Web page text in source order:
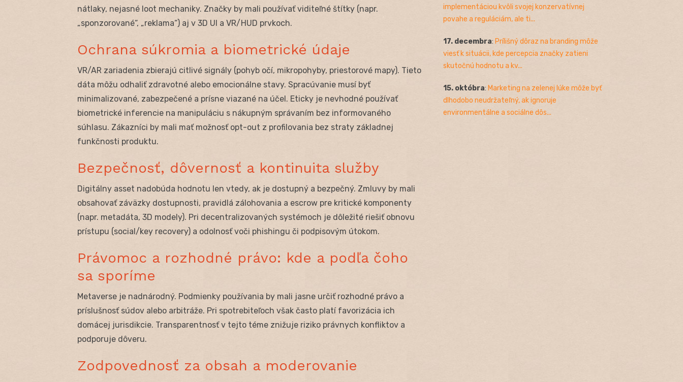
nátlaky, nejasné loot mechaniky. Značky by mali používať viditeľné štítky (napr.
„sponzorované“, „reklama“) aj v 3D UI a VR/HUD prvkoch.
Ochrana súkromia a biometrické údaje
VR/AR zariadenia zbierajú citlivé signály (pohyb očí, mikropohyby, priestorové mapy). Tieto
dáta môžu odhaliť zdravotné alebo emocionálne stavy. Spracúvanie musí byť
minimalizované, zabezpečené a prísne viazané na účel. Eticky je nevhodné používať
biometrické inferencie na manipuláciu s nákupným správaním bez informovaného
súhlasu. Zákazníci by mali mať možnosť opt-out z profilovania bez straty základnej
funkčnosti produktu.
Bezpečnosť, dôvernosť a kontinuita služby
Digitálny asset nadobúda hodnotu len vtedy, ak je dostupný a bezpečný. Zmluvy by mali
obsahovať záväzky dostupnosti, pravidlá zálohovania a escrow pre kritické komponenty
(napr. metadáta, 3D modely). Pri decentralizovaných systémoch je dôležité riešiť obnovu
prístupu (social/key recovery) a odolnosť voči phishingu či podpisovým útokom.
Právomoc a rozhodné právo: kde a podľa čoho
sa sporíme
Metaverse je nadnárodný. Podmienky používania by mali jasne určiť rozhodné právo a
príslušnosť súdov alebo arbitráže. Pri spotrebiteľoch však často platí favorizácia ich
domácej jurisdikcie. Transparentnosť v tejto téme znižuje riziko právnych konfliktov a
podporuje dôveru.
Zodpovednosť za obsah a moderovanie
implementáciou kvôli svojej konzervatívnej
povahe a reguláciám, ale ti...
17. decembra: Prílišný dôraz na branding môže
viesť k situácii, kde percepcia značky zatieni
skutočnú hodnotu a kv...
15. októbra: Marketing na zelenej lúke môže byť
dlhodobo neudržateľný, ak ignoruje
environmentálne a sociálne dôs...